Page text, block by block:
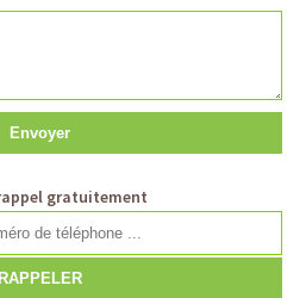
gratuitement